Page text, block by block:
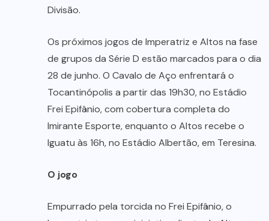
Divisão.
Os próximos jogos de Imperatriz e Altos na fase
de grupos da Série D estão marcados para o dia
28 de junho. O Cavalo de Aço enfrentará o
Tocantinópolis a partir das 19h30, no Estádio
Frei Epifânio, com cobertura completa do
Imirante Esporte, enquanto o Altos recebe o
Iguatu às 16h, no Estádio Albertão, em Teresina.
O jogo
Empurrado pela torcida no Frei Epifânio, o